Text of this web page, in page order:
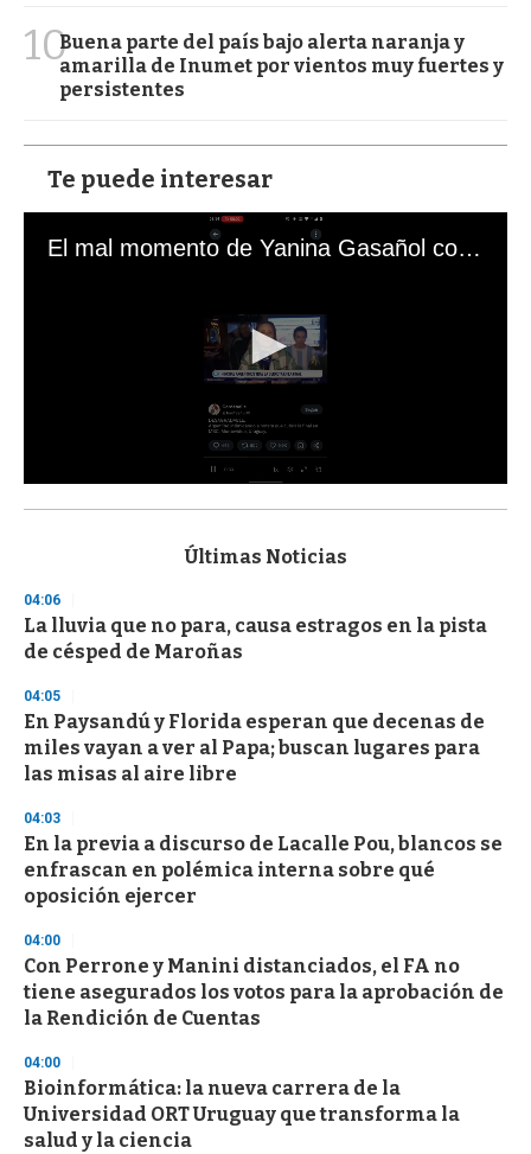
10Buena parte del país bajo alerta naranja y
amarilla de Inumet por vientos muy fuertes y
persistentes
Te puede interesar
El mal momento de Yanina Gasañol con un hincha argentino en "Subrayado"
s
d
s
o
f
3
s
c
o
d
s
Últimas Noticias
04:06
La lluvia que no para, causa estragos en la pista
de césped de Maroñas
04:05
En Paysandú y Florida esperan que decenas de
miles vayan a ver al Papa; buscan lugares para
las misas al aire libre
04:03
En la previa a discurso de Lacalle Pou, blancos se
enfrascan en polémica interna sobre qué
oposición ejercer
04:00
Con Perrone y Manini distanciados, el FA no
tiene asegurados los votos para la aprobación de
la Rendición de Cuentas
04:00
Bioinformática: la nueva carrera de la
Universidad ORT Uruguay que transforma la
salud y la ciencia